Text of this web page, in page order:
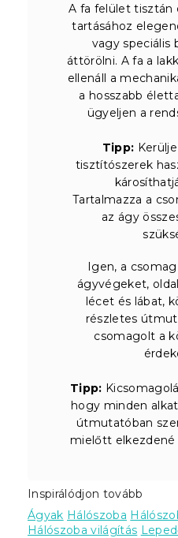
A fa felület tisztán
tartásához
vagy speciális
áttörölni. A fa a
ellenáll a
a hosszabb
ügyeljen a
Tipp:
tisztítószerek
Tartalmazza a
az ágy
Igen, a
ágyvégeket,
lécet és lábat,
részletes
csomagolt a
Tipp:
hogy minden
útmutatóban
mielőtt elkezdené
Inspirálódjon tovább
Ágyak Hálószoba
Hálószoba világítás